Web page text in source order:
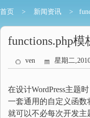
首页 > 新闻资讯 >
functions.php模
ven 星期二
在设计WordPress主题
一套通用的自定义函
就可以不必每次开发